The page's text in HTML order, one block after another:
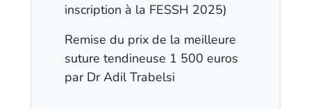
inscription à la FESSH 2025)
Remise du prix de la meilleure
suture tendineuse 1 500 euros
par Dr Adil Trabelsi